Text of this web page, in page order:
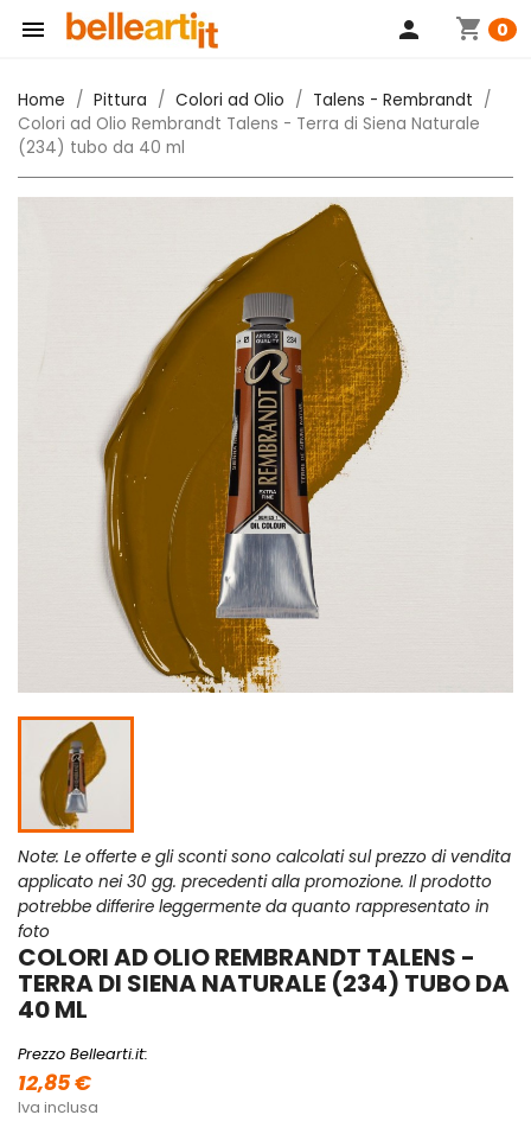
 shopping_cart 0
person
Home Pittura Colori ad Olio
Talens - Rembrandt
Colori ad Olio Rembrandt Talens - Terra di Siena Naturale
(234) tubo da 40 ml
Note: Le offerte e gli sconti sono calcolati sul prezzo di vendita
applicato nei 30 gg. precedenti alla promozione. Il prodotto
potrebbe differire leggermente da quanto rappresentato in
foto
COLORI AD OLIO REMBRANDT TALENS -
TERRA DI SIENA NATURALE (234) TUBO DA
40 ML
Prezzo Bellearti.it:
12,85 €
Iva inclusa